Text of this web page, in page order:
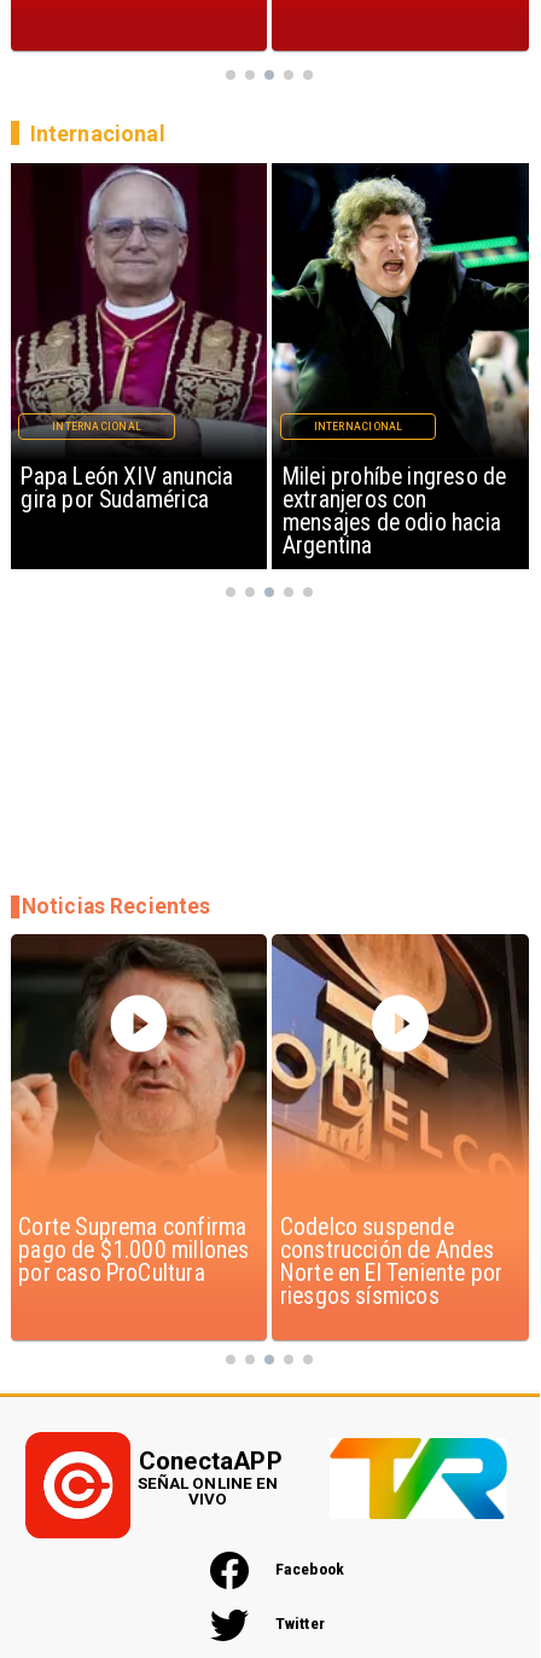
Papa León XIV anuncia
gira por Sudamérica
INTERNACIONAL
Milei prohíbe ingreso de
extranjeros con
mensajes de odio hacia
Argentina
INTERNACIONAL
Internacional
Corte Suprema confirma
pago de $1.000 millones
por caso ProCultura
Codelco suspende
construcción de Andes
Norte en El Teniente por
riesgos sísmicos
Noticias Recientes
Facebook
Twitter
ConectaAPP
SEÑAL ONLINE EN
VIVO